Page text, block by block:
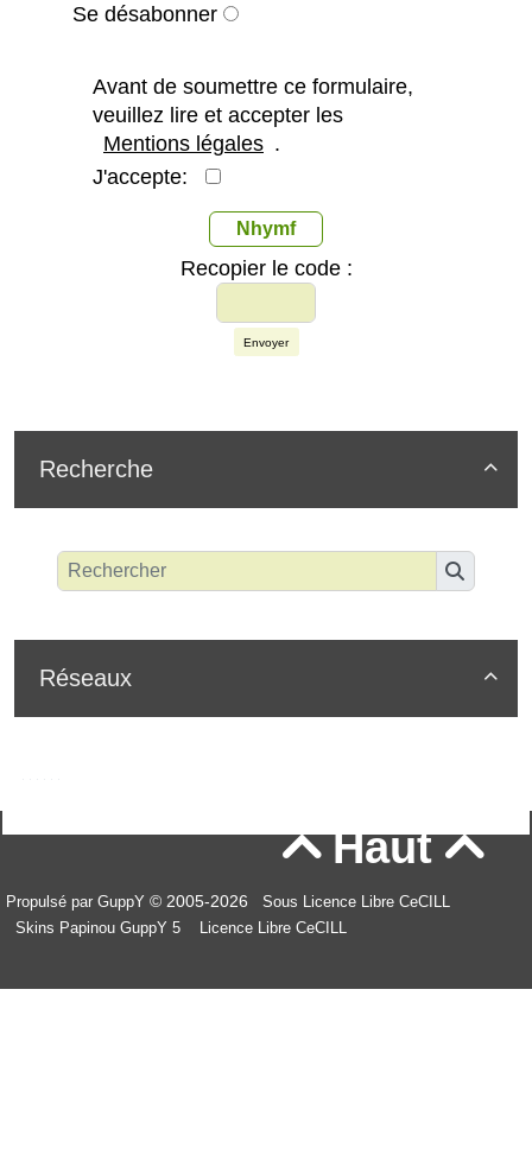
Se désabonner
Avant de soumettre ce formulaire,
veuillez lire et accepter les
Mentions légales .
J'accepte:
Nhymf
Recopier le code :
Envoyer

Recherche

Réseaux
Haut
Propulsé par GuppY © 2005-2026
Sous Licence Libre CeCILL
Skins Papinou GuppY 5
Licence Libre CeCILL